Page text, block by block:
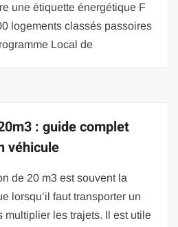
une étiquette énergétique F
logements classés passoires
Local de
: guide complet
véhicule
de 20 m3 est souvent la
lorsqu’il faut transporter un
multiplier les trajets. Il est utile